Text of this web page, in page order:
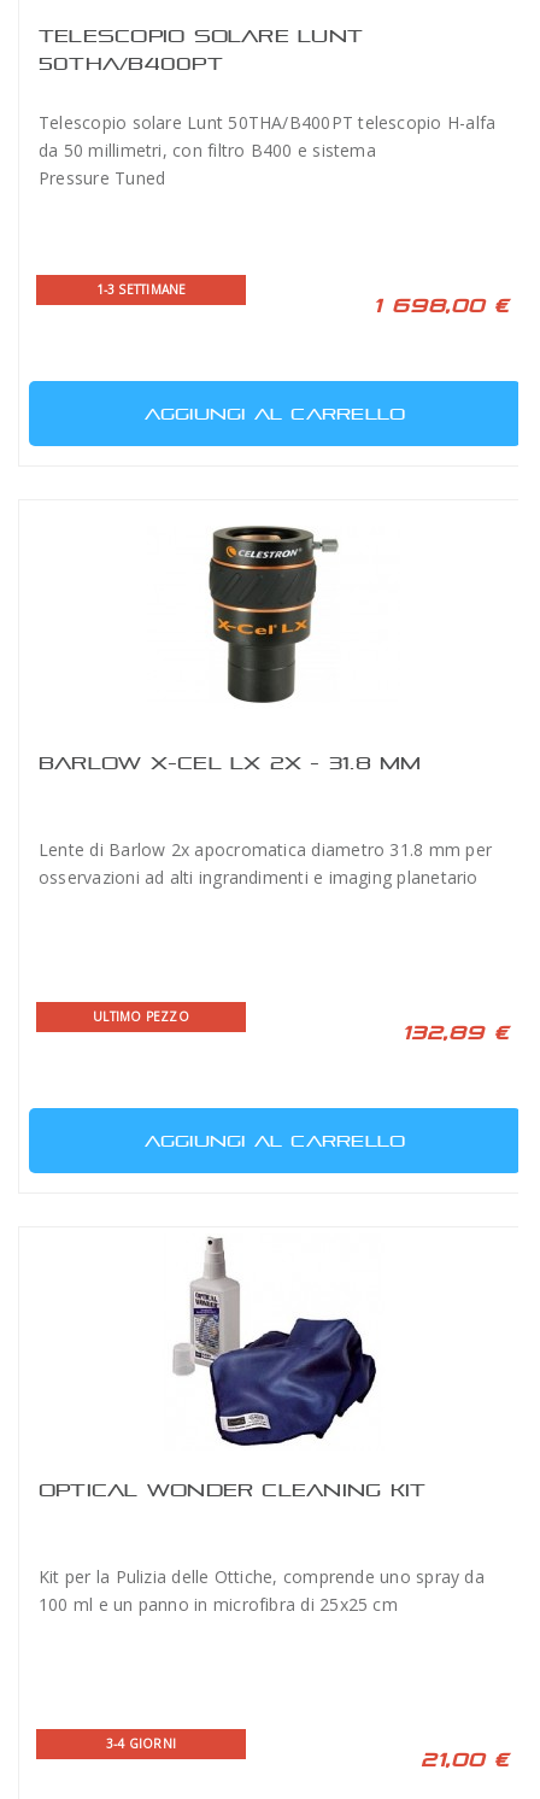
TELESCOPIO SOLARE LUNT
50THA/B400PT
Telescopio solare Lunt 50THA/B400PT telescopio H-alfa
da 50 millimetri, con filtro B400 e sistema
Pressure Tuned
1-3 SETTIMANE
1 698,00 €
AGGIUNGI AL CARRELLO
BARLOW X-CEL LX 2X - 31.8 MM
Lente di Barlow 2x apocromatica diametro 31.8 mm per
osservazioni ad alti ingrandimenti e imaging planetario
ULTIMO PEZZO
132,89 €
AGGIUNGI AL CARRELLO
OPTICAL WONDER CLEANING KIT
Kit per la Pulizia delle Ottiche, comprende uno spray da
100 ml e un panno in microfibra di 25x25 cm
3-4 GIORNI
21,00 €